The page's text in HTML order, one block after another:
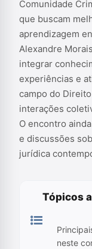
Comunidade
que buscam
aprendizagem
Alexandre
integrar
experiências e
campo do
interações
O encontro
e discussões
jurídica
Tópicos
neste